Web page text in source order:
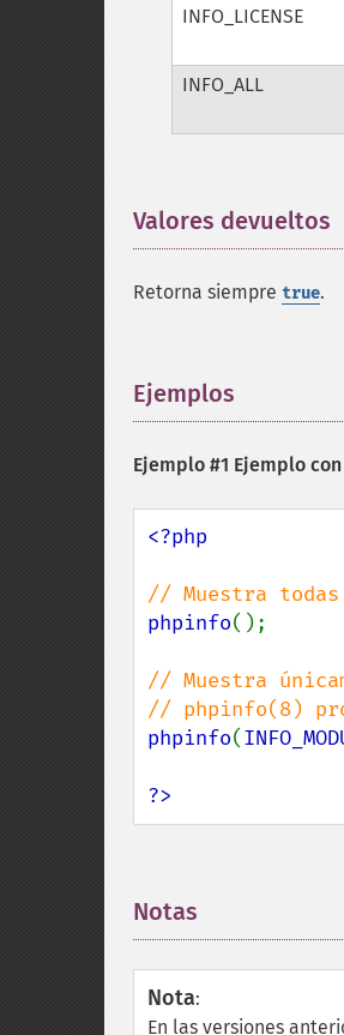
INFO_LICENSE
INFO_ALL
Valores devueltos
Retorna siempre true.
Ejemplos
Ejemplo #1 Ejemplo con
<?php
phpinfo();
// Muestra
phpinfo(
?>
Notas
Nota:
En las versiones